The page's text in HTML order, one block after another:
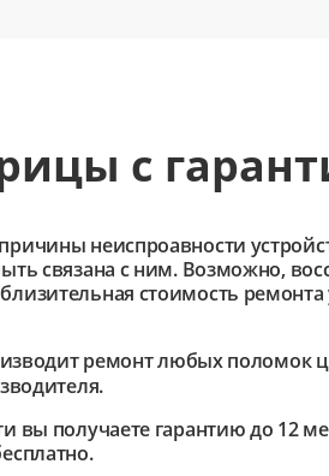
с
неиспроавности
связана с ним. Возможно,
стоимость
ремонт любых поломок
вы получаете гарантию до 12